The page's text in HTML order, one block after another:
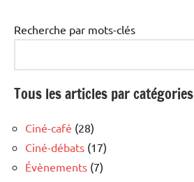
publications
Recherche par mots-clés
Tous les articles par catégories
Ciné-café (28)
Ciné-débats (17)
Évènements (7)